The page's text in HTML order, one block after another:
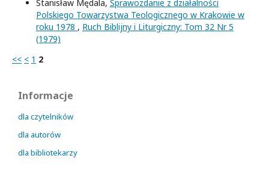
Stanisław Mędala, Sprawozdanie z działalności
Polskiego Towarzystwa Teologicznego w Krakowie w
roku 1978 , Ruch Biblijny i Liturgiczny: Tom 32 Nr 5
(1979)
<< < 1 2
Informacje
dla czytelników
dla autorów
dla bibliotekarzy